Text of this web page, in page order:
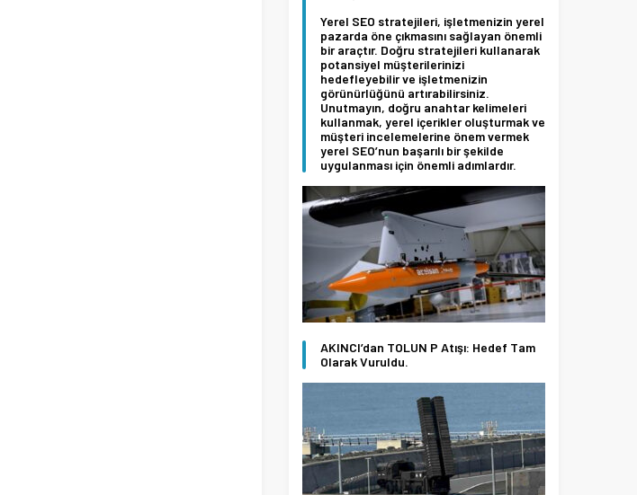
Yerel SEO stratejileri, işletmenizin yerel
pazarda öne çıkmasını sağlayan önemli
bir araçtır. Doğru stratejileri kullanarak
potansiyel müşterilerinizi
hedefleyebilir ve işletmenizin
görünürlüğünü artırabilirsiniz.
Unutmayın, doğru anahtar kelimeleri
kullanmak, yerel içerikler oluşturmak ve
müşteri incelemelerine önem vermek
yerel SEO’nun başarılı bir şekilde
uygulanması için önemli adımlardır.
AKINCI’dan TOLUN P Atışı: Hedef Tam
Olarak Vuruldu.